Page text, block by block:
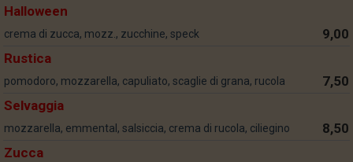
Halloween
crema di zucca, mozz., zucchine, speck
9,00
Rustica
pomodoro, mozzarella, capuliato, scaglie di grana, rucola
7,50
Selvaggia
mozzarella, emmental, salsiccia, crema di rucola, ciliegino
8,50
Zucca